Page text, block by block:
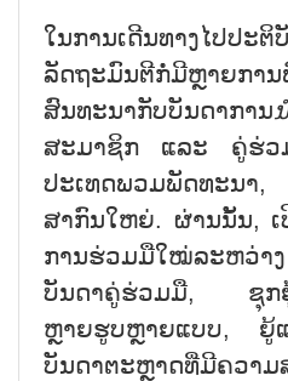
ໃນການເດີນທາງໄປປ
ລັດຖະມົນຕີກໍ່ມີຫຼາຍ
ສົນທະນາກັບບັນດາການ
ສະມາຊິກ ແລະ ຄູ່ຮ່ວ
ປະເທດພວມພັດທະນາ
ສາກົນໃຫຍ່. ຜ່ານນັ້ນ, ເ
ການຮ່ວມມືໃໝ່ລະຫ
ບັນດາຄູ່ຮ່ວມມື, ຊຸກຍູ້
ຫຼາຍຮູບຫຼາຍແບບ, ຍູ້ແ
ບັນດາຕະຫຼາດທີ່ມີຄວາມ